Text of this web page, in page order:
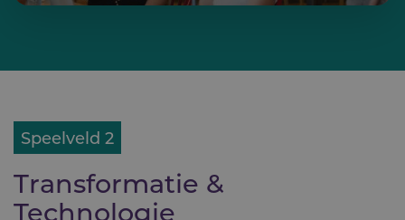
Speelveld 2
Transfor­matie &
Technologie